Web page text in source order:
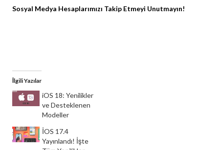
Sosyal Medya Hesaplarımızı Takip Etmeyi Unutmayın!
İlgili Yazılar
iOS 18: Yenilikler
ve Desteklenen
Modeller
İOS 17.4
Yayınlandı! İşte